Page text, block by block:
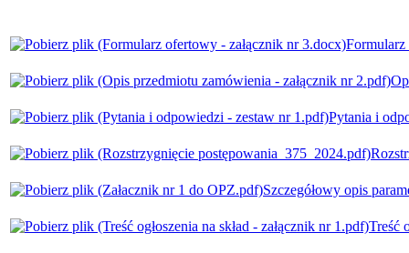
Formularz
Pytania i
Szczegółowy opis
Treść